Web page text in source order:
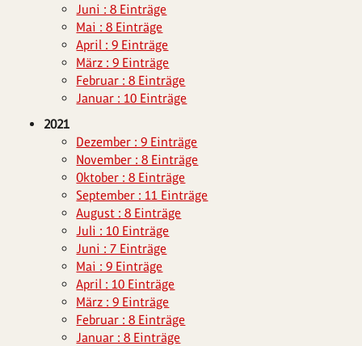
Juni : 8 Einträge
Mai : 8 Einträge
April : 9 Einträge
März : 9 Einträge
Februar : 8 Einträge
Januar : 10 Einträge
2021
Dezember : 9 Einträge
November : 8 Einträge
Oktober : 8 Einträge
September : 11 Einträge
August : 8 Einträge
Juli : 10 Einträge
Juni : 7 Einträge
Mai : 9 Einträge
April : 10 Einträge
März : 9 Einträge
Februar : 8 Einträge
Januar : 8 Einträge